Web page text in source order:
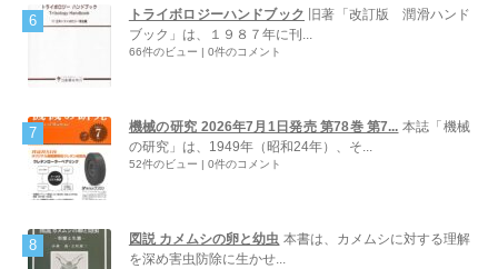
トライボロジーハンドブック
旧著「改訂版 潤滑ハンド
ブック」は、１９８７年に刊...
66件のビュー | 0件のコメント
機械の研究 2026年7月1日発売 第78巻 第7... 本誌「機械
の研究」は、1949年（昭和24年）、そ...
52件のビュー | 0件のコメント
図説 カメムシの卵と幼虫 本書は、カメムシに対する理解
を深め害虫防除に生かせ...